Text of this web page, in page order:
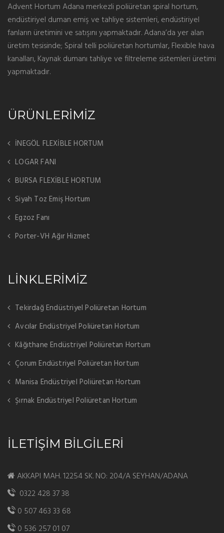
Advent Hortum Adana merkezli poliüretan spiral hortum,
endüstiriyel duman emiş ve tahliye sistemleri, endüstiriyel
fanların üretimini ve satışını yapmaktadır. Adana’da yer alan
üretim tesisinde; Spiral telli poliüretan hortumlar, Flexible hava
kanalları, Kaynak dumanı tahliye ve filtreleme sistemleri üretimi
yapmaktadır.
ÜRÜNLERİMİZ
İNEGÖL FLEXİBLE HORTUM
LOGAR FANI
BURSA FLEXİBLE HORTUM
Siyah Toz Emiş Hortum
Egzoz Fanı
Porter-VH Ağır Hizmet
LİNKLERİMİZ
Tekirdağ Endüstriyel Poliüretan Hortum
Avcılar Endüstriyel Poliüretan Hortum
Kâğıthane Endüstriyel Poliüretan Hortum
Çorum Endüstriyel Poliüretan Hortum
Manisa Endüstriyel Poliüretan Hortum
Şırnak Endüstriyel Poliüretan Hortum
İLETİŞİM BİLGİLERİ
AKKAPI MAH. 12254 SK. NO: 204/A SEYHAN/ADANA
0322 428 37 38
0 507 463 33 68
0 536 257 01 07